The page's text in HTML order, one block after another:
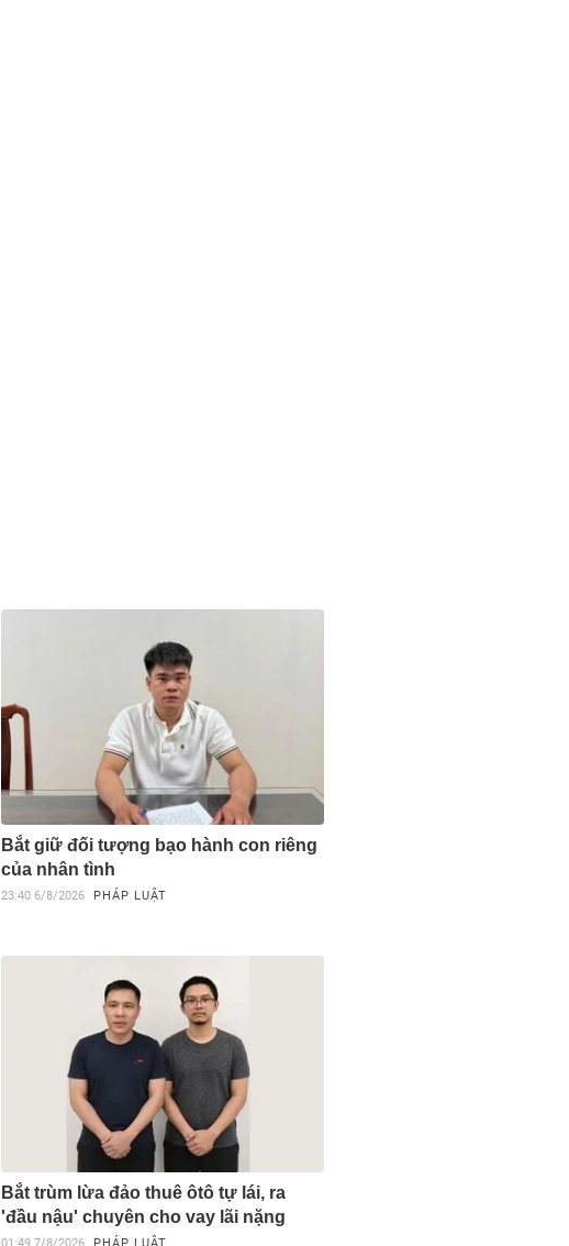
Bắt giữ đối tượng bạo hành con riêng
của nhân tình
23:40 6/8/2026 PHÁP LUẬT
Bắt trùm lừa đảo thuê ôtô tự lái, ra
'đầu nậu' chuyên cho vay lãi nặng
01:49 7/8/2026 PHÁP LUẬT